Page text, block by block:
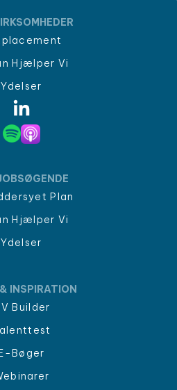
Hjælper Vi
Ydelser
Plan
Hjælper Vi
Ydelser
INSPIRATION
Builder
Bøger